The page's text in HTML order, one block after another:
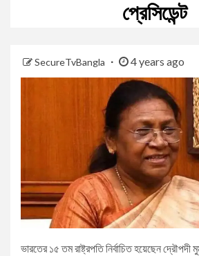
প্রেসিডেন্ট
SecureTvBangla 4 years ago
ভারতের ১৫ তম রাষ্ট্রপতি নির্বাচিত হয়েছেন দ্রৌপদী